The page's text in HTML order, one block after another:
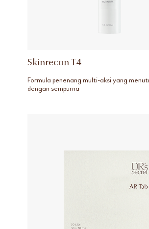
Skinrecon T4
Formula penenang multi-aksi yang
dengan sempurna